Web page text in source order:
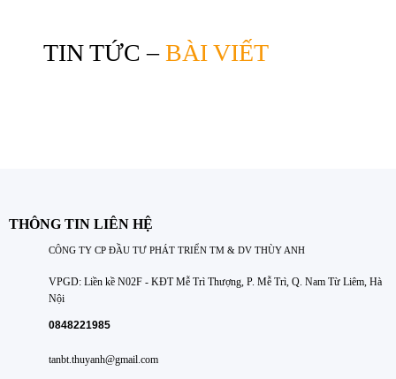
TIN TỨC –BÀI VIẾT
THÔNG TIN LIÊN HỆ
CÔNG TY CP ĐẦU TƯ PHÁT TRIỂN TM & DV THÙY ANH
VPGD: Liền kề N02F - KĐT Mễ Trì Thượng, P. Mễ Trì, Q. Nam Từ Liêm, Hà
Nội
0848221985
tanbt.thuyanh@gmail.com